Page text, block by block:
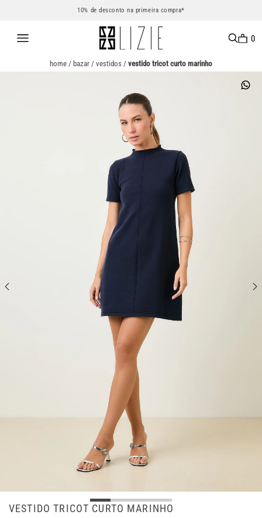
10% de desconto na primeira compra*
0
home / bazar / vestidos / vestido tricot curto marinho
VESTIDO TRICOT CURTO MARINHO